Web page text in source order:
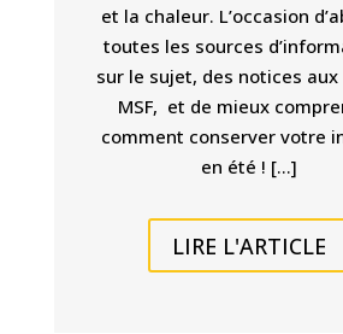
et la chaleur. L’occasion
toutes les sources
sur le sujet, des notices
MSF, et de mieux
comment conserver votre
en été ! […]
LIRE L'ARTICLE